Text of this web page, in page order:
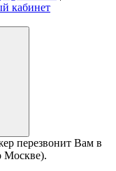
кабинет
перезвонит Вам в
Москве).